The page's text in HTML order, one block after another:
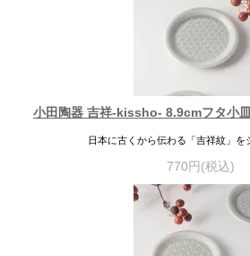
小田陶器 吉祥-kissho- 8.9cmフタ小
日本に古くから伝わる「吉祥紋」を
770円(税込)